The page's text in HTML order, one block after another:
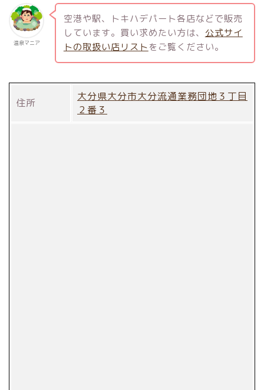
温泉マニア
空港や駅、トキハデパート各店などで販売
しています。買い求めたい方は、 公式サイ
トの取扱い店リストをご覧ください。
住所
大分県大分市大分流通業務団地３丁目
２番３